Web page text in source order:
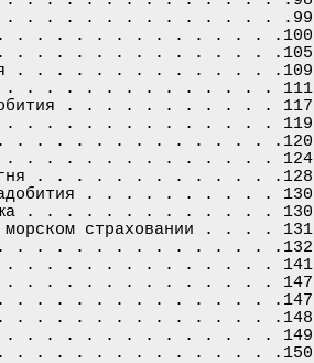
. . . . . . . . . . . . . . . . . . . .99
. . . . . . . . . . . . . . . . . .100
. . . . . . . . . . . . . . . . .105
от огня . . . . . . . . . . . . . .109
. . . . . . . . . . . . . . . . 111
градобития . . . . . . . . . . . 117
падежа . . . . . . . . . . . . . . 119
. . . . . . . . . . . . . . . . . . .120
. . . . . . . . . . . . . . . 124
от огня . . . . . . . . . . . . .128
градобития . . . . . . . . . . 130
падежа . . . . . . . . . . . . . 130
морском страховании . . . . 131
. . . . . . . . . . . . . .132
. . . . . . . . . . . . . . . . . 141
. . . . . . . . . . . . . . 147
. . . . . . . . . . . . . . .147
. . . . . . . . . . . . . . . . . .148
. . . . . . . . . . . . . . . . . 149
. . . . . . . . . . . . . . . .150